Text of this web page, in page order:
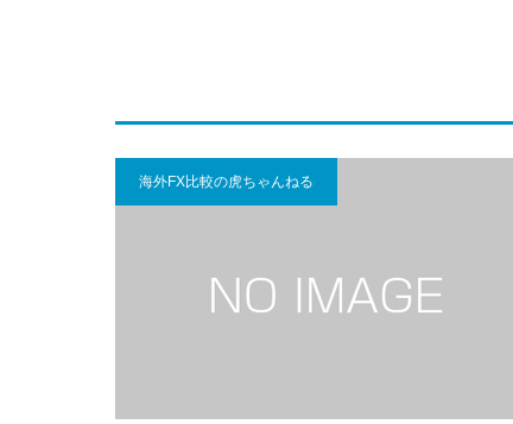
海外FX比較の虎ちゃんねる